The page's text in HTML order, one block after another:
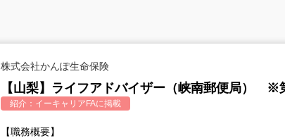
株式会社かんぽ生命保険
【山梨】ライフアドバイザー（峡南郵便局） ※
紹介： イーキャリアFAに掲載
【職務概要】